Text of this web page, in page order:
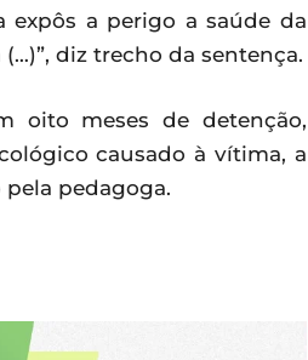
expôs a perigo a saúde da
diz trecho da sentença.
oito meses de detenção,
causado à vítima, a
pedagoga.